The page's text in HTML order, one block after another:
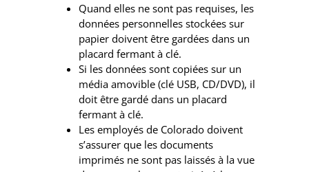
Quand elles ne sont pas requises, les
données personnelles stockées sur
papier doivent être gardées dans un
placard fermant à clé.
Si les données sont copiées sur un
média amovible (clé USB, CD/DVD), il
doit être gardé dans un placard
fermant à clé.
Les employés de Colorado doivent
s’assurer que les documents
imprimés ne sont pas laissés à la vue